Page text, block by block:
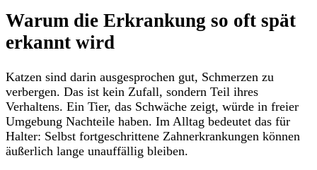
Warum die Erkrankung so oft spät
erkannt wird
Katzen sind darin ausgesprochen gut, Schmerzen zu
verbergen. Das ist kein Zufall, sondern Teil ihres
Verhaltens. Ein Tier, das Schwäche zeigt, würde in freier
Umgebung Nachteile haben. Im Alltag bedeutet das für
Halter: Selbst fortgeschrittene Zahnerkrankungen können
äußerlich lange unauffällig bleiben.